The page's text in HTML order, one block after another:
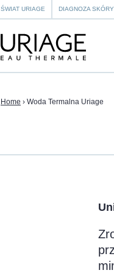
ŚWIAT URIAGE DIAGNOZA SKÓRY
Home › Woda Termalna Uriage